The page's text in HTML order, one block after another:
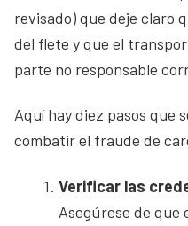
revisado) que deje claro
del flete y que el
parte no responsable
Aquí hay diez pasos que
combatir el fraude de
Verificar las
Asegúrese de que